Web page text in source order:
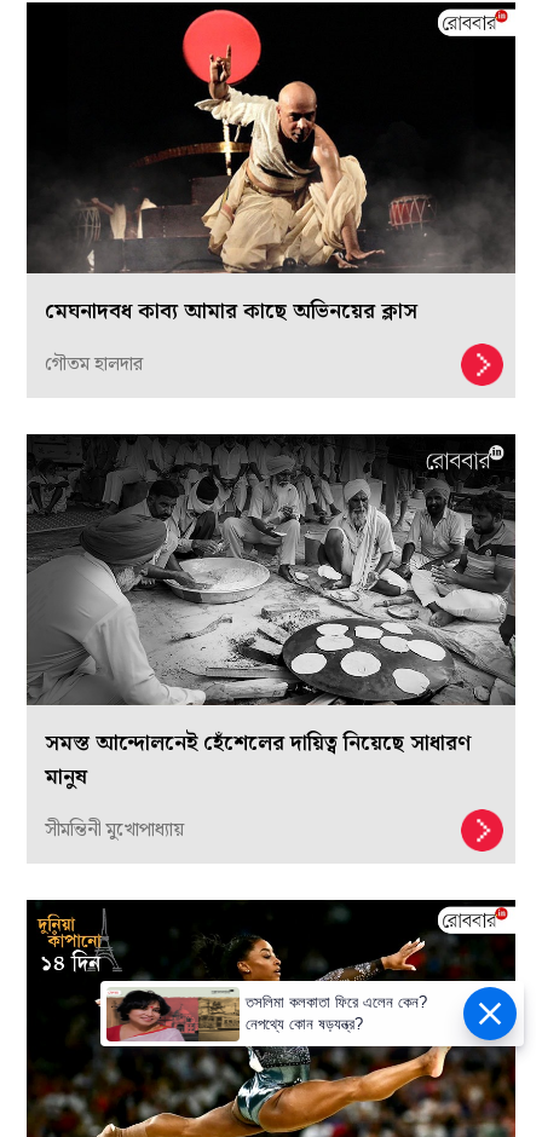
মেঘনাদবধ কাব্য আমার কাছে অভিনয়ের ক্লাস
গৌতম হালদার
সমস্ত আন্দোলনেই হেঁশেলের দায়িত্ব নিয়েছে সাধারণ
মানুষ
সীমন্তিনী মুখোপাধ্যায়
তসলিমা কলকাতা ফিরে এলেন কেন?
নেপথ্যে কোন ষড়যন্ত্র?